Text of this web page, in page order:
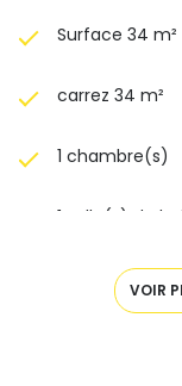
Surface 34 m²
carrez 34 m²
1 chambre(s)
1 salle(s) de bain
construit en
VOIR